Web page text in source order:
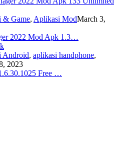
& Game, Aplikasi ModMarch 3,
2022 Mod Apk 1.3…
Android, aplikasi handphone,
2023
Free …